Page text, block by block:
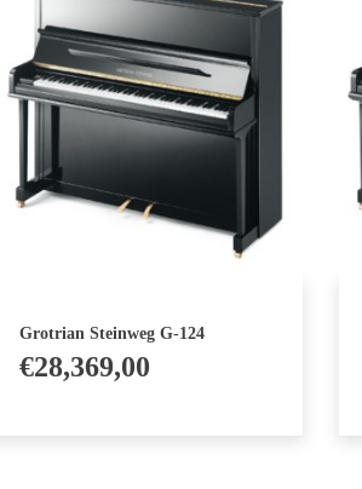
Grotrian Steinweg G-124
€28,369,00